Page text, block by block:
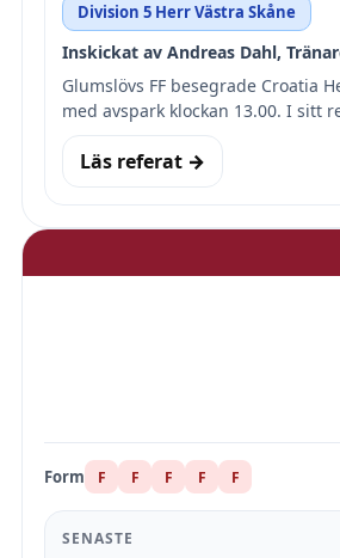
Division 5 Herr Västra Skåne
Inskickat av Andreas Dahl,
Glumslövs FF besegrade Croatia
med avspark klockan 13.00. I sitt
Läs referat →
Form F F F F F
SENASTE